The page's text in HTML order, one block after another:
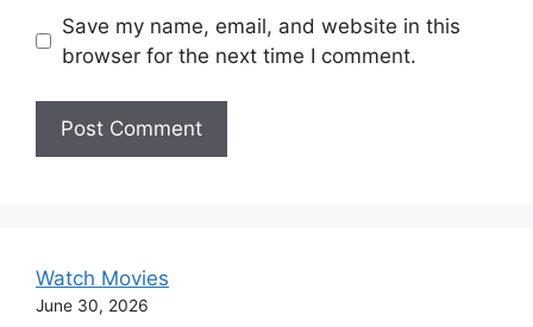
Save my name, email, and website in this
browser for the next time I comment.
Watch Movies
June 30, 2026